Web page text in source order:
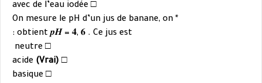
□ avec de l’eau iodée
* On mesure le pH d’un jus de banane, on
obtient 𝒑𝑯 = 𝟒, 𝟔 . Ce jus est :
□ neutre
□ acide
(Vrai)
□ basique